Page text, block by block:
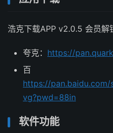
浩克下载APP v2.0.5 会员解
夸克： https://
百
https://pan.baidu.com/
vg?pwd=88in
软件功能